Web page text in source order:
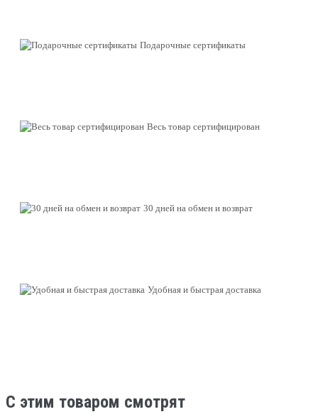
Подарочные сертификаты
Весь товар сертифицирован
30 дней на обмен и возврат
Удобная и быстрая доставка
C этим товаром смотрят